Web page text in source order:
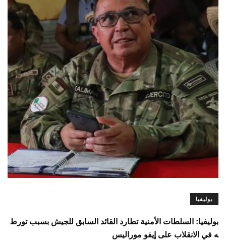
بوليفيا
بوليفيا: السلطات الأمنية تطارد القائد السابق للجيش بسبب تورط
ه في الانقلاب على إيفو موراليس